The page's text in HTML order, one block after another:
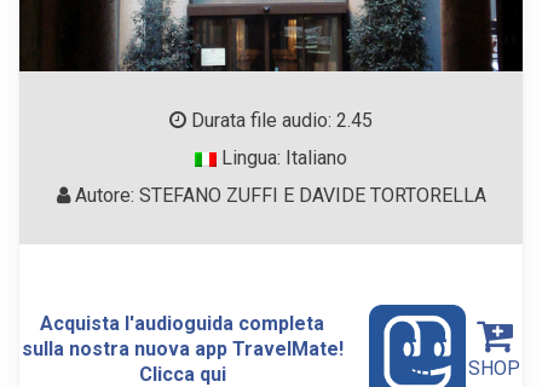
Durata file audio: 2.45
Lingua: Italiano
Autore: STEFANO ZUFFI E DAVIDE TORTORELLA
Acquista l'audioguida completa
sulla nostra nuova app TravelMate!
Clicca qui
SHOP